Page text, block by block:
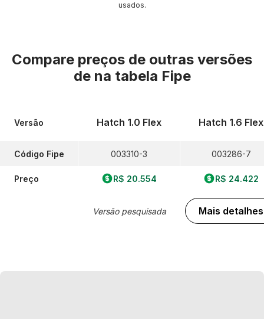
usados.
Compare preços de outras versões
de na tabela Fipe
Versão
Código Fipe
Preço
Hatch 1.0 Flex
003310-3
R$ 20.554
Versão pesquisada
Hatch 1.6 Flex
003286-7
R$ 24.422
Mais detalhes